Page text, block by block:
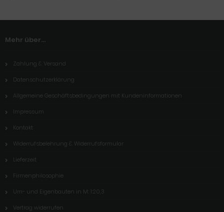
Mehr über...
Zahlung & Versand
Datenschutzerklärung
Allgemeine Geschäftsbedingungen mit Kundeninformationen
Impressum
Kontakt
Widerrufsbelehrung & Widerrufsformular
Lieferzeit
Firmenphilosophie
Um- und Eigenbauten in M: 1:20,3
Vertrag widerrufen